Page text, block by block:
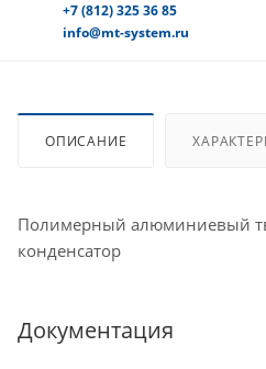
+7 (812) 325 36 85
info@mt-system.ru
ОПИСАНИЕ
Полимерный алюминиевый
конденсатор
Документация